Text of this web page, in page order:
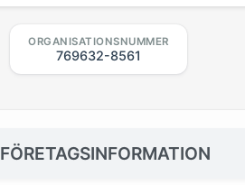
ORGANISATIONSNUMMER
769632-8561
FÖRETAGSINFORMATION